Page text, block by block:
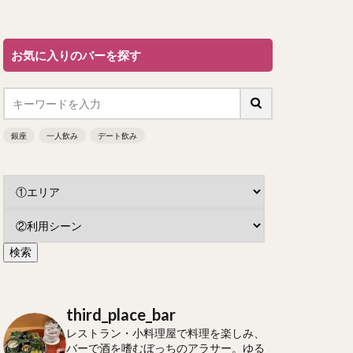
お気に入りのバーを探す
銀座 一人飲み デート飲み
third_place_bar
レストラン・小料理屋で料理を楽しみ、
バーで酒を嗜むぼっちのアラサー。ゆる